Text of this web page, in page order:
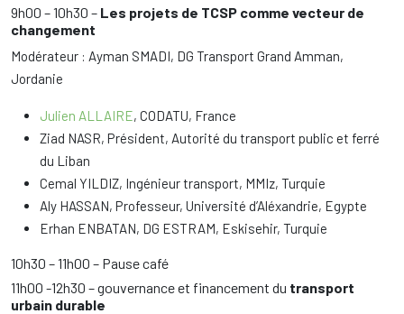
9h00 – 10h30 – Les projets de TCSP comme vecteur de
changement
Modérateur : Ayman SMADI, DG Transport Grand Amman,
Jordanie
Julien ALLAIRE, CODATU, France
Ziad NASR, Président, Autorité du transport public et ferré
du Liban
Cemal YILDIZ, Ingénieur transport, MMIz, Turquie
Aly HASSAN, Professeur, Université d’Aléxandrie, Egypte
Erhan ENBATAN, DG ESTRAM, Eskisehir, Turquie
10h30 – 11h00 – Pause café
11h00 -12h30 – gouvernance et financement du transport
urbain durable